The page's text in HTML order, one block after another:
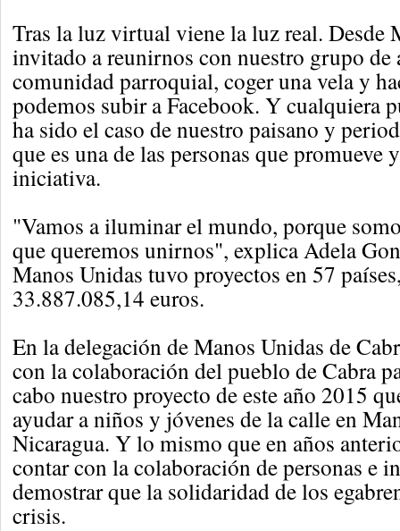
Tras la luz virtual viene la luz real. Desde
invitado a reunirnos con nuestro grupo de
comunidad parroquial, coger una vela y
podemos subir a Facebook. Y cualquiera
ha sido el caso de nuestro paisano y
que es una de las personas que promueve
iniciativa.
"Vamos a iluminar el mundo, porque
que queremos unirnos", explica Adela
Manos Unidas tuvo proyectos en 57
33.887.085,14 euros.
En la delegación de Manos Unidas de
con la colaboración del pueblo de Cabra
cabo nuestro proyecto de este año 2015
ayudar a niños y jóvenes de la calle en
Nicaragua. Y lo mismo que en años
contar con la colaboración de personas e
demostrar que la solidaridad de los
crisis.